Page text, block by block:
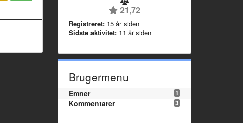
21,72
Registreret: 15 år siden
Sidste aktivitet: 11 år siden
Brugermenu
1
Emner
3
Kommentarer